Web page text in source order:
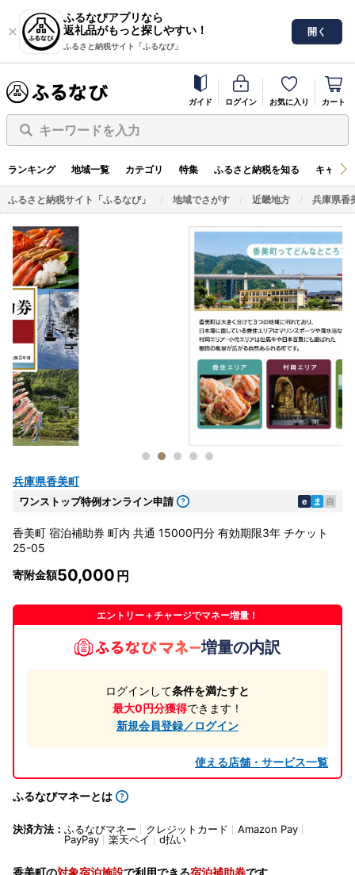
ふるなびアプリなら
返礼品がもっと探しやすい！
ふるさと納税サイト「ふるなび」
開く
ガイド ログイン お気に入り カート
キーワードを入力
ランキング 地域一覧 カテゴリ 特集 ふるさと納税を知る キャン
ふるさと納税サイト「ふるなび」 地域でさがす 近畿地方 兵庫県香
兵庫県香美町
ワンストップ特例オンライン申請 e ま 自
香美町 宿泊補助券 町内 共通 15000円分 有効期限3年 チケット
25-05
寄附金額50,000
エントリー＋チャージでマネー増量！
増量の内訳
ログインして条件を満たすと
最大0円分獲得できます！
新規会員登録／ログイン
使える店舗・サービス一覧
ふるなびマネーとは
決済方法： ふるなびマネー クレジットカード
Amazon Pay
PayPay
楽天ペイ d払い